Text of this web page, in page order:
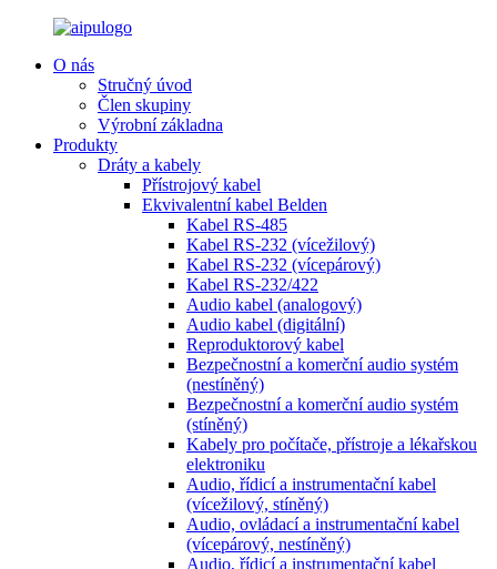
O nás
Stručný úvod
Člen skupiny
Výrobní základna
Produkty
Dráty a kabely
Přístrojový kabel
Ekvivalentní kabel Belden
Kabel RS-485
Kabel RS-232 (vícežilový)
Kabel RS-232 (vícepárový)
Kabel RS-232/422
Audio kabel (analogový)
Audio kabel (digitální)
Reproduktorový kabel
Bezpečnostní a komerční audio systém
(nestíněný)
Bezpečnostní a komerční audio systém
(stíněný)
Kabely pro počítače, přístroje a lékařskou
elektroniku
Audio, řídicí a instrumentační kabel
(vícežilový, stíněný)
Audio, ovládací a instrumentační kabel
(vícepárový, nestíněný)
Audio, řídicí a instrumentační kabel